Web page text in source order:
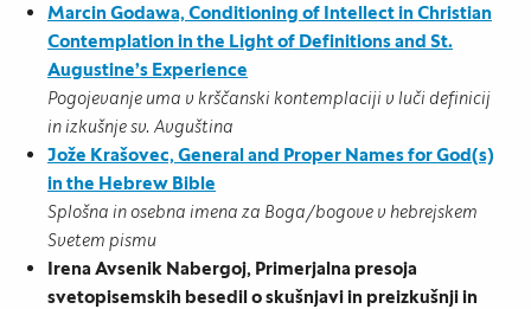
Marcin Godawa, Conditioning of Intellect in Christian
Contemplation in the Light of Definitions and St.
Augustine’s Experience
Pogojevanje uma v krščanski kontemplaciji v luči definicij
in izkušnje sv. Avguština
Jože Krašovec, General and Proper Names for God(s)
in the Hebrew Bible
Splošna in osebna imena za Boga/bogove v hebrejskem
Svetem pismu
Irena Avsenik Nabergoj, Primerjalna presoja
svetopisemskih besedil o skušnjavi in preizkušnji in